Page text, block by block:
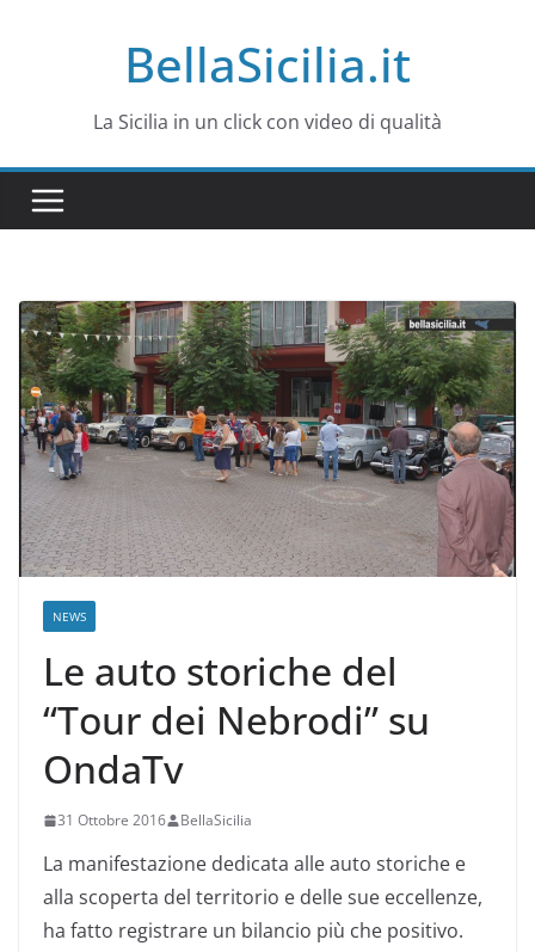
BellaSicilia.it
La Sicilia in un click con video di qualità
NEWS
Le auto storiche del
“Tour dei Nebrodi” su
OndaTv
31 Ottobre 2016 BellaSicilia
La manifestazione dedicata alle auto storiche e
alla scoperta del territorio e delle sue eccellenze,
ha fatto registrare un bilancio più che positivo.